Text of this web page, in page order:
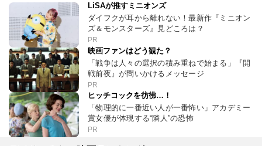
LiSAが推すミニオンズ
ダイフクが耳から離れない！最新作『ミニオン
ズ＆モンスターズ』見どころは？
PR
映画ファンはどう観た？
「戦争は人々の選択の積み重ねで始まる」『開
戦前夜』が問いかけるメッセージ
PR
ヒッチコックを彷彿…！
「物理的に一番近い人が一番怖い」アカデミー
賞女優が体現する“隣人”の恐怖
PR